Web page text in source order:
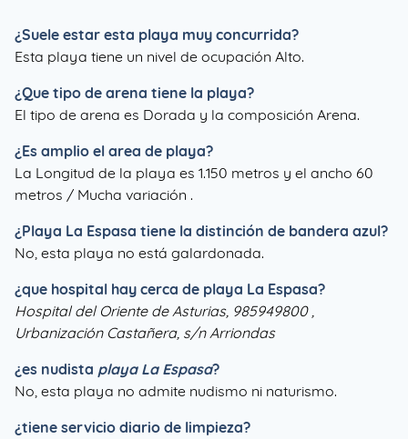
¿Suele estar esta playa muy concurrida?
Esta playa tiene un nivel de ocupación Alto.
¿Que tipo de arena tiene la playa?
El tipo de arena es Dorada y la composición Arena.
¿Es amplio el area de playa?
La Longitud de la playa es 1.150 metros y el ancho 60
metros / Mucha variación .
¿Playa La Espasa tiene la distinción de bandera azul?
No, esta playa no está galardonada.
¿que hospital hay cerca de playa La Espasa?
Hospital del Oriente de Asturias, 985949800 ,
Urbanización Castañera, s/n Arriondas
¿es nudista playa La Espasa?
No, esta playa no admite nudismo ni naturismo.
¿tiene servicio diario de limpieza?